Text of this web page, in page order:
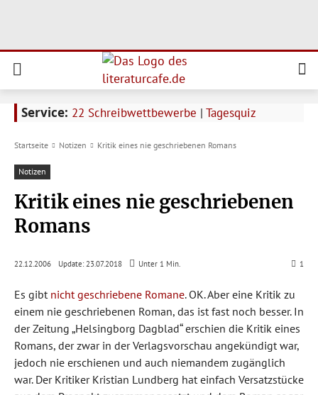
Service: 22 Schreibwettbewerbe | Tagesquiz
Startseite Notizen Kritik eines nie geschriebenen Romans
Notizen
Kritik eines nie geschriebenen
Romans
22.12.2006 Update: 23.07.2018 Unter 1 Min. 1
Es gibt nicht geschriebene Romane. OK. Aber eine Kritik zu
einem nie geschriebenen Roman, das ist fast noch besser. In
der Zeitung „Helsingborg Dagblad“ erschien die Kritik eines
Romans, der zwar in der Verlagsvorschau angekündigt war,
jedoch nie erschienen und auch niemandem zugänglich
war. Der Kritiker Kristian Lundberg hat einfach Versatzstücke